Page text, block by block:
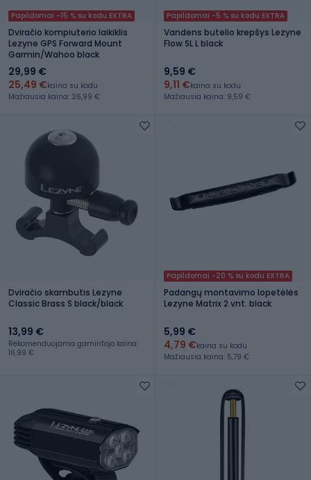
Papildomai -15 % su kodu EXTRA
Dviračio kompiuterio laikiklis
Lezyne GPS Forward Mount
Garmin/Wahoo black
29,99 €
25,49 €kaina su kodu
Mažiausia kaina: 26,99 €
Papildomai -5 % su kodu EXTRA
Vandens butelio krepšys Lezyne
Flow SL L black
9,59 €
9,11 €kaina su kodu
Mažiausia kaina: 9,59 €
Dviračio skambutis Lezyne
Classic Brass S black/black
13,99 €
Rekomenduojama gamintojo kaina:
16,99 €
Papildomai -20 % su kodu EXTRA
Padangų montavimo lopetėlės
Lezyne Matrix 2 vnt. black
5,99 €
4,79 €kaina su kodu
Mažiausia kaina: 5,79 €